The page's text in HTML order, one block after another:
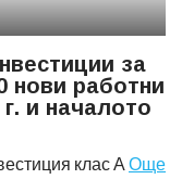
за
нови работни
и началото
клас А Още